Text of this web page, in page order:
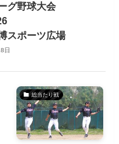
グ野球大会
スポーツ広場
日
総当たり戦